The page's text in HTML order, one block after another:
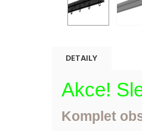
DETAILY
Akce!
Komplet